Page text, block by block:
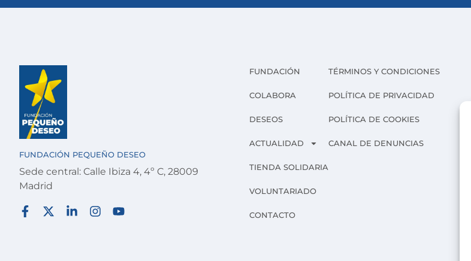
FUNDACIÓN PEQUEÑO DESEO
Sede central: Calle Ibiza 4, 4º C, 28009
Madrid
FUNDACIÓN
COLABORA
DESEOS
ACTUALIDAD
TIENDA SOLIDARIA
VOLUNTARIADO
CONTACTO
TÉRMINOS Y CONDICIONES
POLÍTICA DE PRIVACIDAD
POLÍTICA DE COOKIES
CANAL DE DENUNCIAS